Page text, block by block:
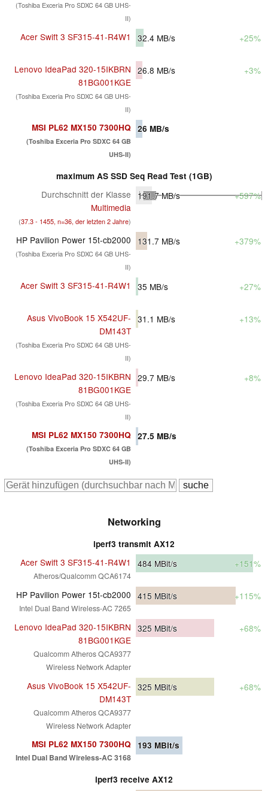
(Toshiba Exceria Pro SDXC 64 GB UHS-
II)
Acer Swift 3 SF315-41-R4W1 32.4 MB/s +25%
Lenovo IdeaPad 320-15IKBRN
81BG001KGE
(Toshiba Exceria Pro SDXC 64 GB UHS-
II)
26.8 MB/s +3%
MSI PL62 MX150 7300HQ
(Toshiba Exceria Pro SDXC 64 GB
UHS-II)
26 MB/s
maximum AS SSD Seq Read Test (1GB)
Durchschnitt der Klasse
Multimedia
(37.3 - 1455, n=36, der letzten 2 Jahre)
191.7MB/s +597%
HP Pavilion Power 15t-cb2000
(Toshiba Exceria Pro SDXC 64 GB UHS-
II)
131.7 MB/s +379%
Acer Swift 3 SF315-41-R4W1 35 MB/s +27%
Asus VivoBook 15 X542UF-
DM143T
(Toshiba Exceria Pro SDXC 64 GB UHS-
II)
31.1 MB/s +13%
Lenovo IdeaPad 320-15IKBRN
81BG001KGE
(Toshiba Exceria Pro SDXC 64 GB UHS-
II)
29.7 MB/s +8%
MSI PL62 MX150 7300HQ
(Toshiba Exceria Pro SDXC 64 GB
UHS-II)
27.5 MB/s
Networking
iperf3 transmit AX12
Acer Swift 3 SF315-41-R4W1
Atheros/Qualcomm QCA6174
484 MBit/s +151%
HP Pavilion Power 15t-cb2000
Intel Dual Band Wireless-AC 7265
415 MBit/s +115%
Lenovo IdeaPad 320-15IKBRN
81BG001KGE
Qualcomm Atheros QCA9377
Wireless Network Adapter
325 MBit/s +68%
Asus VivoBook 15 X542UF-
DM143T
Qualcomm Atheros QCA9377
Wireless Network Adapter
325 MBit/s +68%
MSI PL62 MX150 7300HQ
Intel Dual Band Wireless-AC 3168
193 MBit/s
iperf3 receive AX12